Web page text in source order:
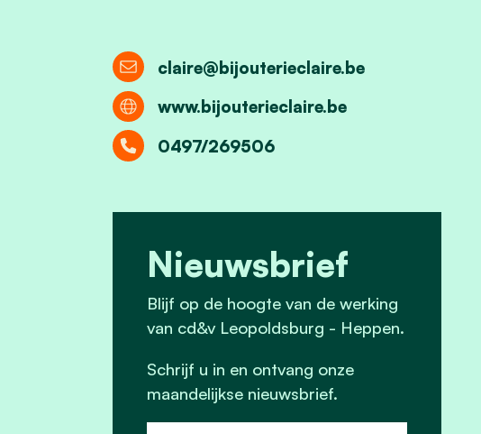
claire@bijouterieclaire.be
www.bijouterieclaire.be
0497/269506
Nieuwsbrief
Blijf op de hoogte van de werking
van cd&v Leopoldsburg - Heppen.
Schrijf u in en ontvang onze
maandelijkse nieuwsbrief.